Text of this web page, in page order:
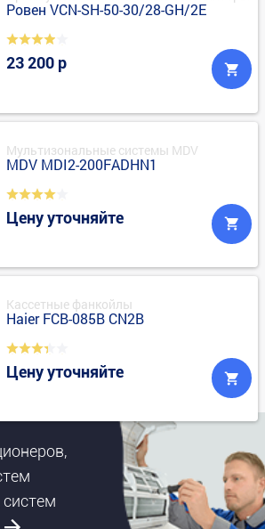
Ровен VCN-SH-50-30/28-GH/2E
23 200 р
Мультизональные системы MDV
MDV MDI2-200FADHN1
Цену уточняйте
Кассетные фанкойлы
Haier FCB-085B CN2B
Цену уточняйте